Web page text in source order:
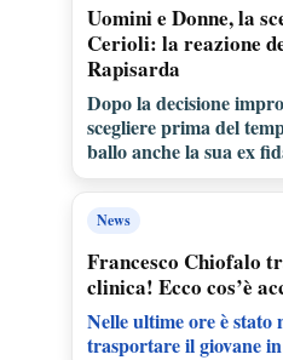
Uomini e Donne, la
Cerioli: la reazione
Rapisarda
Dopo la decisione
scegliere prima del
ballo anche la sua ex
News
Francesco Chiofalo
clinica! Ecco cos’è
Nelle ultime ore è stato
trasportare il giovane